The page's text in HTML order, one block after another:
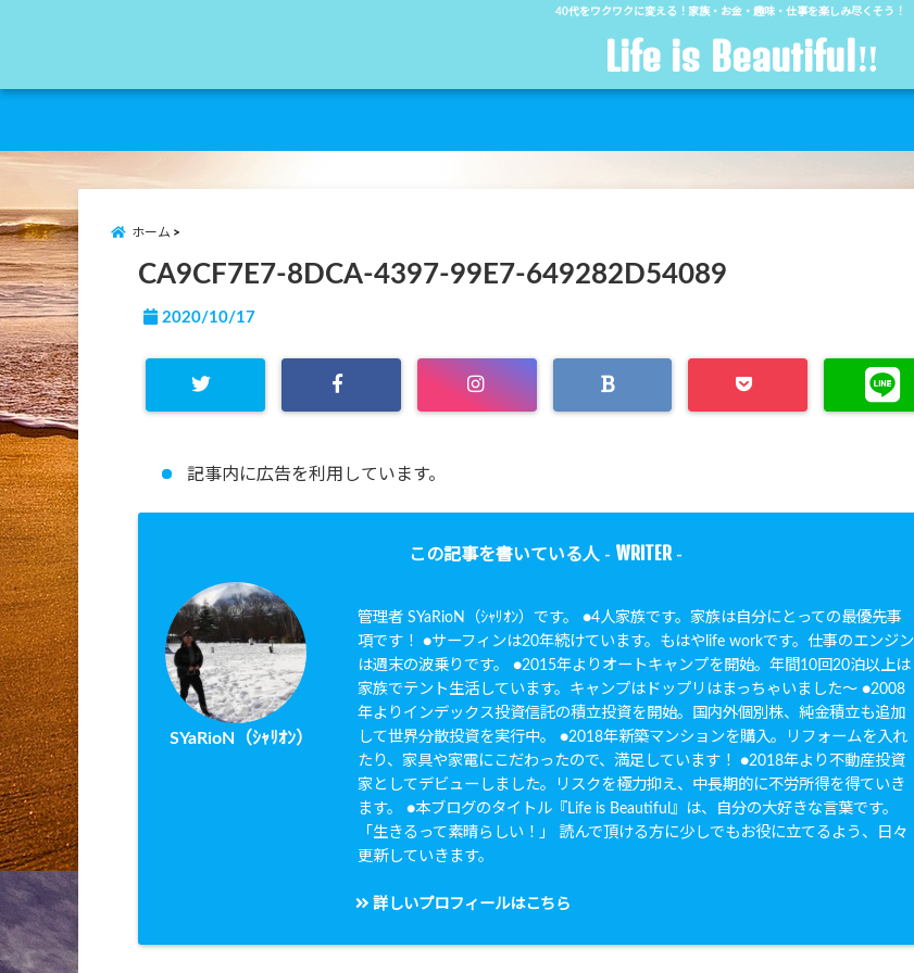
40代をワクワクに変える！家族・お金・趣味・仕事を楽しみ尽くそう！
Life is Beautiful‼︎
ホーム
CA9CF7E7-8DCA-4397-99E7-649282D54089
2020/10/17
記事内に広告を利用しています。
この記事を書いている人 - WRITER -
SYaRioN（ｼｬﾘｵﾝ）
管理者 SYaRioN（ｼｬﾘｵﾝ）です。 ●4人家族です。家族は自分にとっての最優先事
項です！ ●サーフィンは20年続けています。もはやlife workです。仕事のエンジン
は週末の波乗りです。 ●2015年よりオートキャンプを開始。年間10回20泊以上は
家族でテント生活しています。キャンプはドップリはまっちゃいました〜 ●2008
年よりインデックス投資信託の積立投資を開始。国内外個別株、純金積立も追加
して世界分散投資を実行中。 ●2018年新築マンションを購入。リフォームを入れ
たり、家具や家電にこだわったので、満足しています！ ●2018年より不動産投資
家としてデビューしました。リスクを極力抑え、中長期的に不労所得を得ていき
ます。 ●本ブログのタイトル『Life is Beautiful』は、自分の大好きな言葉です。
「生きるって素晴らしい！」 読んで頂ける方に少しでもお役に立てるよう、日々
更新していきます。
詳しいプロフィールはこちら